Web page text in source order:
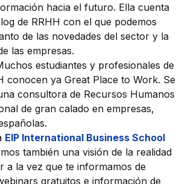
hacia el futuro. Ella cuenta
de RRHH con el que podemos
de las novedades del sector y la
las empresas.
estudiantes y profesionales de
conocen ya Great Place to Work. Se
consultora de Recursos Humanos
de gran calado en empresas,
EIP International Business School
también una visión de la realidad
a la vez que te informamos de
gratuitos e información de